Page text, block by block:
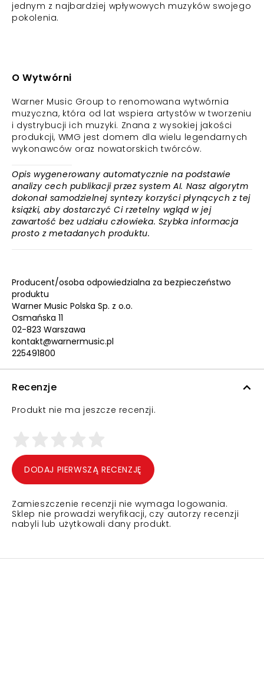
jednym z najbardziej wpływowych muzyków swojego
pokolenia.
O Wytwórni
Warner Music Group to renomowana wytwórnia
muzyczna, która od lat wspiera artystów w tworzeniu
i dystrybucji ich muzyki. Znana z wysokiej jakości
produkcji, WMG jest domem dla wielu legendarnych
wykonawców oraz nowatorskich twórców.
Opis wygenerowany automatycznie na podstawie
analizy cech publikacji przez system AI. Nasz algorytm
dokonał samodzielnej syntezy korzyści płynących z tej
książki, aby dostarczyć Ci rzetelny wgląd w jej
zawartość bez udziału człowieka. Szybka informacja
prosto z metadanych produktu.
Producent/osoba odpowiedzialna za bezpieczeństwo
produktu
Warner Music Polska Sp. z o.o.
Osmańska 11
02-823 Warszawa
kontakt@warnermusic.pl
225491800
Recenzje
Produkt nie ma jeszcze recenzji.
DODAJ PIERWSZĄ RECENZJĘ
Zamieszczenie recenzji nie wymaga logowania.
Sklep nie prowadzi weryfikacji, czy autorzy recenzji
nabyli lub użytkowali dany produkt.